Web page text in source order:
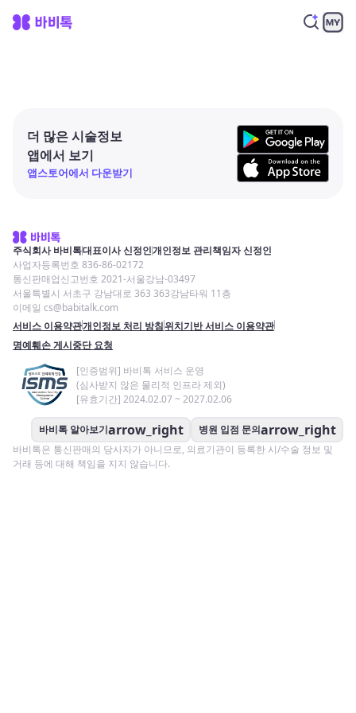
더 많은 시술정보
앱에서 보기
앱스토어에서 다운받기
주식회사 바비톡대표이사 신정인개인정보 관리책임자 신정인
사업자등록번호 836-86-02172
통신판매업신고번호 2021-서울강남-03497
서울특별시 서초구 강남대로 363 363강남타워 11층
이메일 cs@babitalk.com
서비스 이용약관개인정보 처리 방침위치기반 서비스 이용약관
명예훼손 게시중단 요청
[인증범위] 바비톡 서비스 운영
(심사받지 않은 물리적 인프라 제외)
[유효기간] 2024.02.07 ~ 2027.02.06
바비톡 알아보기arrow_right 병원 입점 문의arrow_right
바비톡은 통신판매의 당사자가 아니므로, 의료기관이 등록한 시/수술 정보 및
거래 등에 대해 책임을 지지 않습니다.